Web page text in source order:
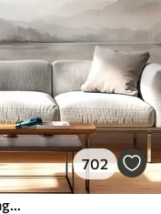
702
tranquilo paisaje en acuarela con un lago y un árbol en flor